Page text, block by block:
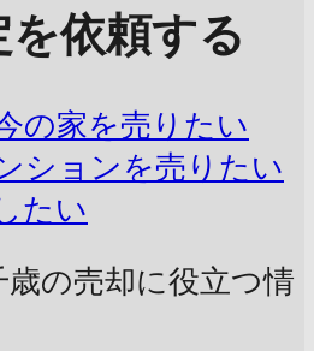
依頼する
の家を売りたい
ションを売りたい
たい
の売却に役立つ情